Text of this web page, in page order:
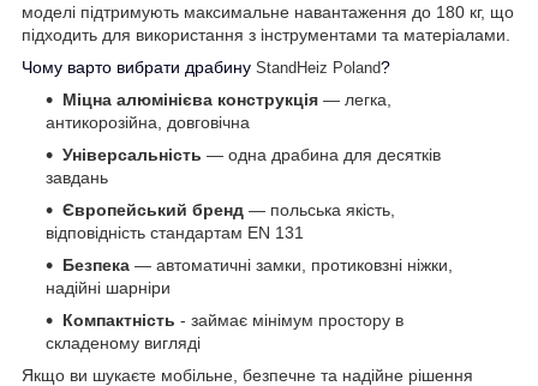
моделі підтримують максимальне навантаження до 180 кг, що
підходить для використання з інструментами та матеріалами.
Чому варто вибрати драбину StandHeiz Poland?
Міцна алюмінієва конструкція — легка,
антикорозійна, довговічна
Універсальність — одна драбина для десятків
завдань
Європейський бренд — польська якість,
відповідність стандартам EN 131
Безпека — автоматичні замки, протиковзні ніжки,
надійні шарніри
Компактність - займає мінімум простору в
складеному вигляді
Якщо ви шукаєте мобільне, безпечне та надійне рішення